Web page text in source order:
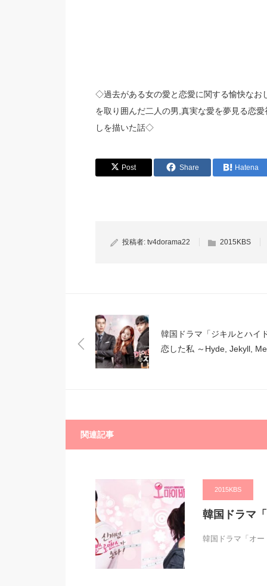
◇過去がある女の愛と恋愛に関する愉快なお
を取り囲んだ二人の男,真実な愛を夢見る恋
しを描いた話◇
Post Share Hatena
投稿者: tv4dorama22 2015KBS
韓国ドラマ「ジキルとハイ
恋した私 ～Hyde, Jekyll, Me
関連記事
2015KBS
韓国ドラマ
韓国ドラマ「オ